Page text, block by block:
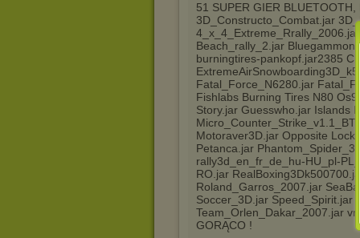
51 SUPER GIER
3D_Constructo_Combat.jar
Beach_rally_2.jar
burningtires-pankopf.jar2385
Fatal_Force_N6280.jar
Fishlabs Burning Tires N80
Story.jar Guesswho.jar Islands
Motoraver3D.jar Opposite Lock
Petanca.jar
rally3d_en_fr_de_hu-HU_pl-
RO.jar
Roland_Garros_2007.jar
Soccer_3D.jar Speed_Spirit.jar
Team_Orlen_Dakar_2007.jar
GORĄCO !